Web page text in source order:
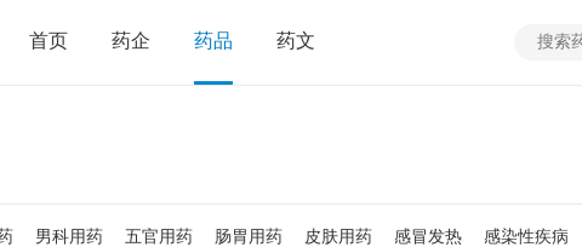
首页 药企 药品 药文
男科用药 五官用药 肠胃用药 皮肤用药 感冒发热 感染性疾病